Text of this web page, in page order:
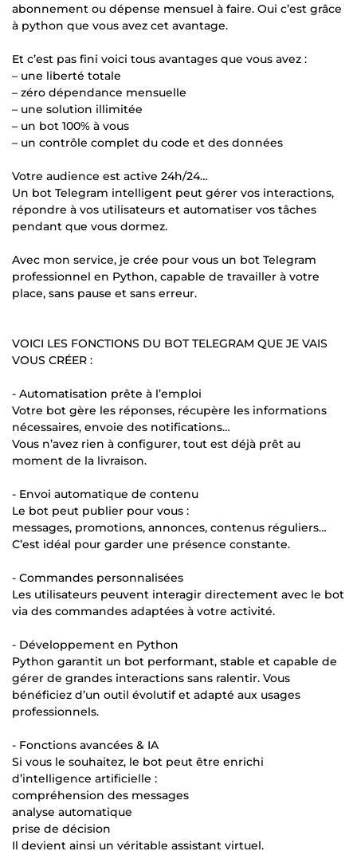
abonnement ou dépense mensuel à faire. Oui c’est grâce
à python que vous avez cet avantage.
Et c’est pas fini voici tous avantages que vous avez :
– une liberté totale
– zéro dépendance mensuelle
– une solution illimitée
– un bot 100% à vous
– un contrôle complet du code et des données
Votre audience est active 24h/24…
Un bot Telegram intelligent peut gérer vos interactions,
répondre à vos utilisateurs et automatiser vos tâches
pendant que vous dormez.
Avec mon service, je crée pour vous un bot Telegram
professionnel en Python, capable de travailler à votre
place, sans pause et sans erreur.
VOICI LES FONCTIONS DU BOT TELEGRAM QUE JE VAIS
VOUS CRÉER :
- Automatisation prête à l’emploi
Votre bot gère les réponses, récupère les informations
nécessaires, envoie des notifications…
Vous n’avez rien à configurer, tout est déjà prêt au
moment de la livraison.
- Envoi automatique de contenu
Le bot peut publier pour vous :
messages, promotions, annonces, contenus réguliers…
C’est idéal pour garder une présence constante.
- Commandes personnalisées
Les utilisateurs peuvent interagir directement avec le bot
via des commandes adaptées à votre activité.
- Développement en Python
Python garantit un bot performant, stable et capable de
gérer de grandes interactions sans ralentir. Vous
bénéficiez d’un outil évolutif et adapté aux usages
professionnels.
- Fonctions avancées & IA
Si vous le souhaitez, le bot peut être enrichi
d’intelligence artificielle :
compréhension des messages
analyse automatique
prise de décision
Il devient ainsi un véritable assistant virtuel.